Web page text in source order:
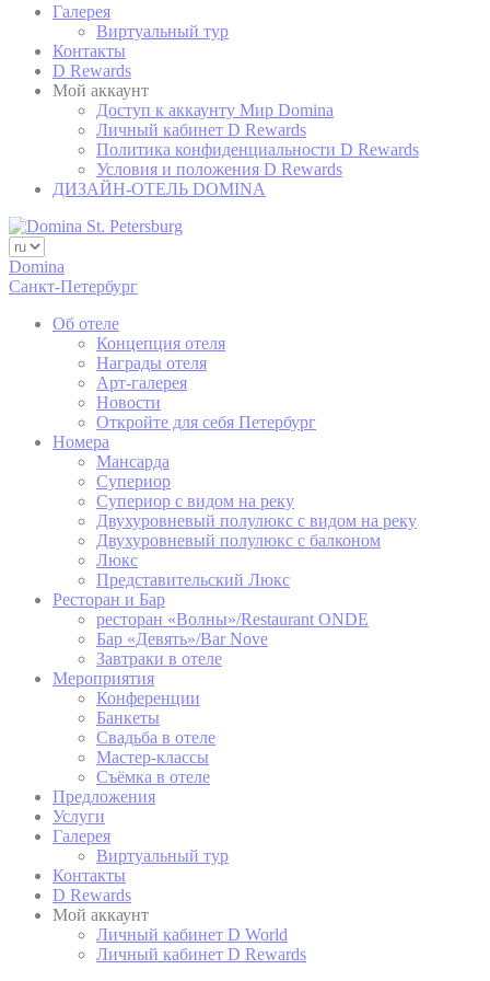
_deCountryResp
_deCookiesConsent
Cookie
Consent
статистика
информации пользователей о пути навигации с
конечной целью для агрегированного анализа
Имя Провайдер
_gid
Google
to enhance the
_ga
Google
Analytics
Google Analytics
allows user tracking
to enhance the
performance and
2 лет
_ga
Google
Analytics
Google Analytics
allows user tracking
to enhance the
_gid
Google
Analytics
Google Analytics
allows user tracking
to enhance the
Маркетинг и реклама
Маркетинговые файлы cookie будут использоваться в
Галерея
Виртуальный тур
Контакты
D Rewards
Мой аккаунт
Доступ к аккаунту Мир Domina
Личный кабинет D Rewards
Политика конфиденциальности D Rewards
Условия и положения D Rewards
ДИЗАЙН-ОТЕЛЬ DOMINA
Domina
Санкт-Петербург
Об отеле
Концепция отеля
Награды отеля
Арт-галерея
Новости
Откройте для себя Петербург
Номера
Мансарда
Супериор
Супериор с видом на реку
Двухуровневый полулюкс с видом на реку
Двухуровневый полулюкс с балконом
Люкс
Представительский Люкс
Ресторан и Бар
ресторан «Волны»/Restaurant ONDE
Бар «Девять»/Bar Nove
Завтраки в отеле
Мероприятия
Конференции
Банкеты
Свадьба в отеле
Мастер-классы
Съёмка в отеле
Предложения
Услуги
Галерея
Виртуальный тур
Контакты
D Rewards
Мой аккаунт
Личный кабинет D World
Личный кабинет D Rewards